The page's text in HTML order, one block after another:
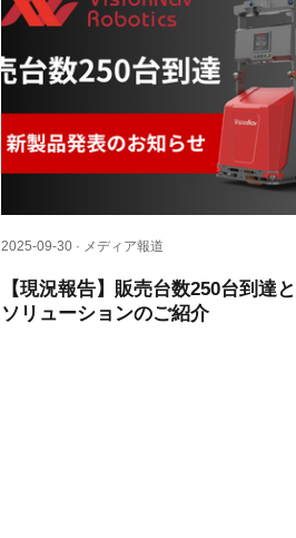
2025-09-30 · メディア報道
【現況報告】販売台数250台到達
ソリューションのご紹介